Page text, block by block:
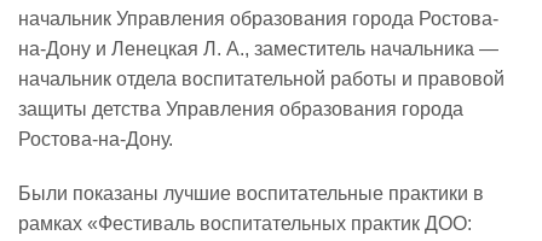
начальник Управления образования города Ростова-
на-Дону и Ленецкая Л. А., заместитель начальника —
начальник отдела воспитательной работы и правовой
защиты детства Управления образования города
Ростова-на-Дону.
Были показаны лучшие воспитательные практики в
рамках «Фестиваль воспитательных практик ДОО: